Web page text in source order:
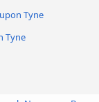
Tyne
Tyne